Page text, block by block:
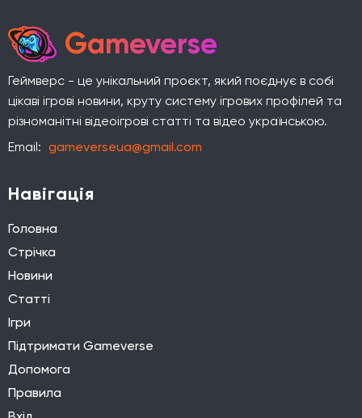
Gameverse
Геймверс - це унікальний проєкт, який поєднує в собі
цікаві ігрові новини, круту систему ігрових профілей та
різноманітні відеоігрові статті та відео українською.
Email: gameverseua@gmail.com
Навігація
Головна
Стрічка
Новини
Статті
Ігри
Підтримати Gameverse
Допомога
Правила